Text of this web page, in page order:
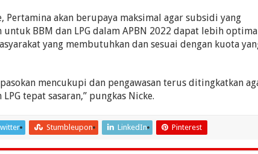
Pertamina akan berupaya maksimal agar subsidi yang
BBM dan LPG dalam APBN 2022 dapat lebih
yang membutuhkan dan sesuai dengan kuota
mencukupi dan pengawasan terus ditingkatkan
tepat sasaran,” pungkas Nicke.
Stumbleupon LinkedIn Pinterest